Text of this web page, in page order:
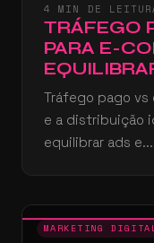
4 MIN DE
TRÁFEGO
PARA E-
Tráfego pago vs
e a distribuição
equilibrar ads e...
MARKETING